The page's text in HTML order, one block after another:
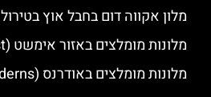
מלון אקווה דום בחבל אוץ בטירול
מלונות מומלצים באזור אימשט (Imst)
מלונות מומלצים באודרנס (Uderns) – עמק צילרטל